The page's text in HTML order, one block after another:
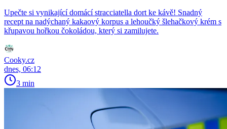
Upečte si vynikající domácí stracciatella dort ke kávě! Snadný
recept na nadýchaný kakaový korpus a lehoučký šlehačkový krém s
křupavou hořkou čokoládou, který si zamilujete.
Cooky.cz
dnes, 06:12
3 min